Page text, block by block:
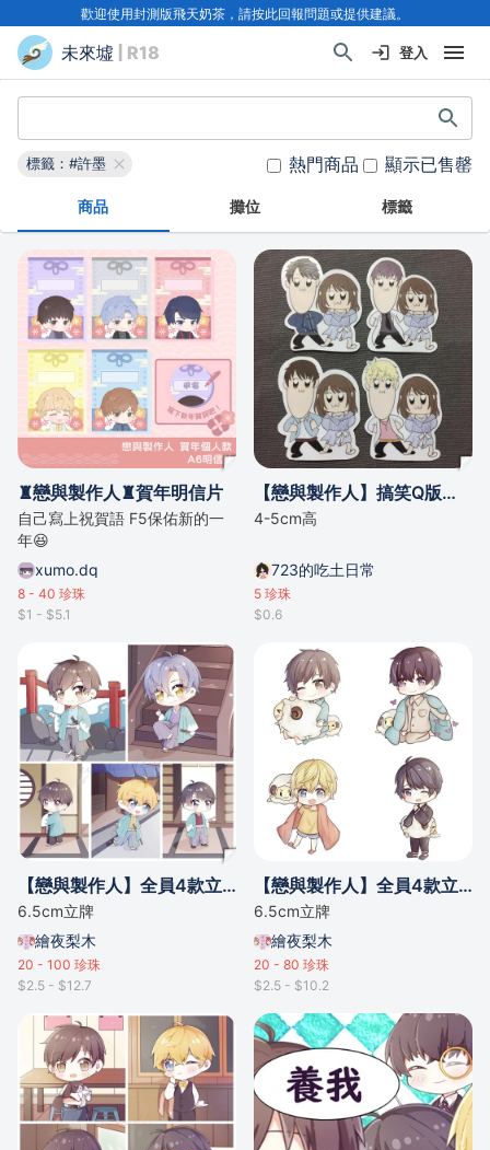
歡迎使用封測版飛天奶茶，請按此回報問題或提供建議。
未來墟 | R18 登入
標籤：#許墨 熱門商品 顯示已售罄
商品 攤位 標籤
♜戀與製作人♜賀年明信片
自己寫上祝賀語 F5保佑新的一
年😆
xumo.dq
8 - 40 珍珠
$1 - $5.1
【戀與製作人】搞笑Q版貼紙
4-5cm高
723的吃土日常
5 珍珠
$0.6
【戀與製作人】全員4款立牌/明信片 - 新選組款
6.5cm立牌
繪夜梨木
20 - 100 珍珠
$2.5 - $12.7
【戀與製作人】全員4款立牌 - 睡衣款
6.5cm立牌
繪夜梨木
20 - 80 珍珠
$2.5 - $10.2